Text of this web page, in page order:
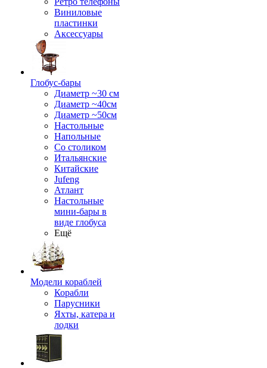
Виниловые
пластинки
Аксессуары
Глобус-бары
Диаметр ~30 см
Диаметр ~40см
Диаметр ~50см
Настольные
Напольные
Со столиком
Итальянские
Китайские
Jufeng
Атлант
Настольные
мини-бары в
виде глобуса
Ещё
Модели кораблей
Корабли
Парусники
Яхты, катера и
лодки